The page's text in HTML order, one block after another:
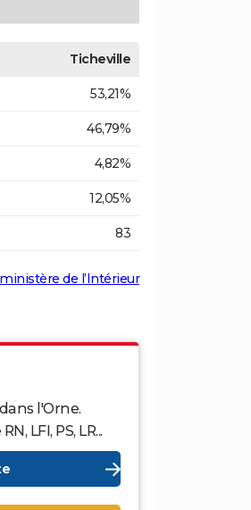
Ticheville
53,21%
46,79%
4,82%
12,05%
83
ministère de l’Intérieur
l'Orne.
LFI, PS, LR...